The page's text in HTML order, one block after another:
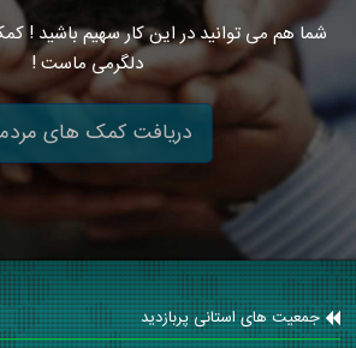
شما هم می توانید در این کار سهیم باشید !
دلگرمی ماست !
دریافت کمک های
جمعیت های استانی پربازدید